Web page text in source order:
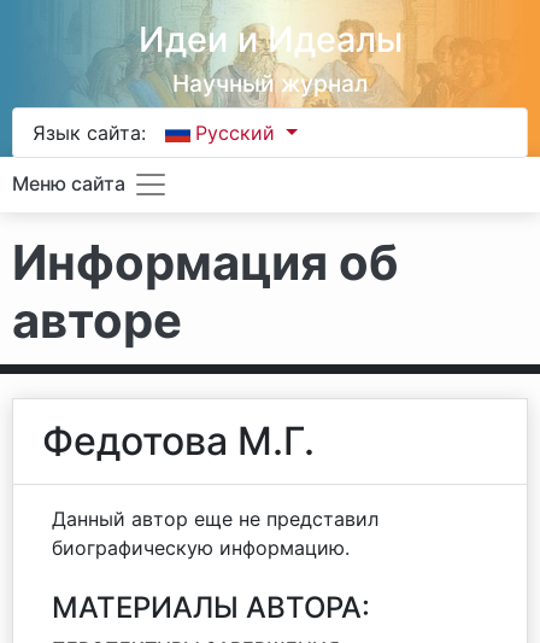
Идеи и Идеалы
Научный журнал
Язык сайта: Русский
Меню сайта
Информация об
авторе
Федотова М.Г.
Данный автор еще не представил
биографическую информацию.
МАТЕРИАЛЫ АВТОРА: